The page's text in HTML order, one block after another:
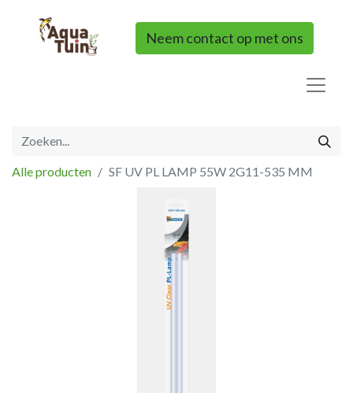
Neem contact op met ons
Alle producten SF UV PL LAMP 55W 2G11-535 MM